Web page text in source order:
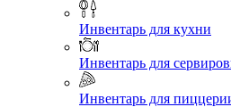
Инвентарь для кухни
Инвентарь для
Инвентарь для